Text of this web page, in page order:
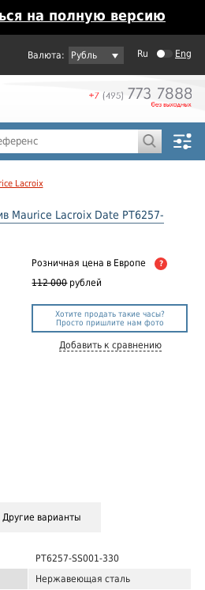
на полную версию
Рубль Ru Eng
Lacroix
Maurice Lacroix Date PT6257-
Розничная цена в Европе ?
112 000 рублей
Хотите продать такие часы?
Просто пришлите нам фото
Добавить к сравнению
Другие варианты
PT6257-SS001-330
Нержавеющая сталь